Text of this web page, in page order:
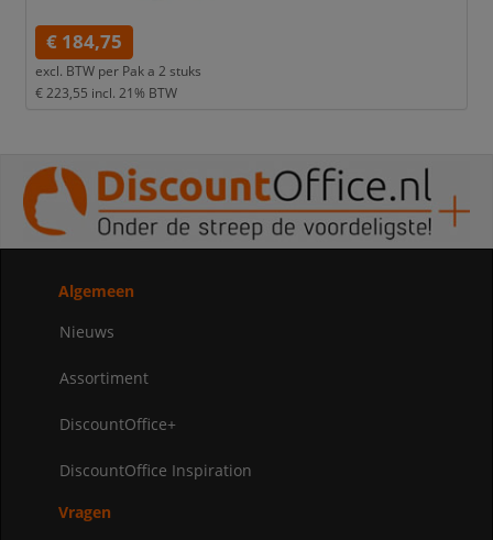
€ 184,75
excl. BTW per Pak a 2 stuks
€ 223,55 incl. 21% BTW
Algemeen
Nieuws
Assortiment
DiscountOffice+
DiscountOffice Inspiration
Vragen